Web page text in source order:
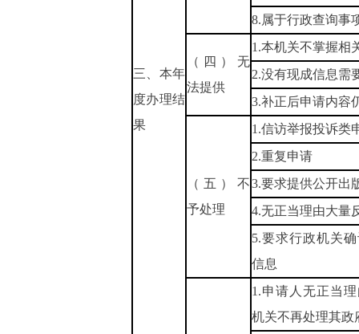
三、本年
度办理结
果
8.属于行政查询事
（四）无
法提供
1.本机关不掌握相
2.没有现成信息需
3.补正后申请内容
（五）不
予处理
1.信访举报投诉类
2.重复申请
3.要求提供公开出
4.无正当理由大量
5.要求行政机关
信息
1.申请人无正当
机关不再处理其政